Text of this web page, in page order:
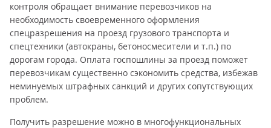
контроля обращает внимание перевозчиков на
необходимость своевременного оформления
спецразрешения на проезд грузового транспорта и
спецтехники (автокраны, бетоносмесители и т.п.) по
дорогам города. Оплата госпошлины за проезд поможет
перевозчикам существенно сэкономить средства, избежав
неминуемых штрафных санкций и других сопутствующих
проблем.
Получить разрешение можно в многофункциональных